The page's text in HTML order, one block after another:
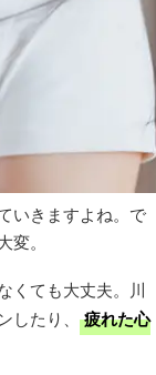
いきますよね。で
。
くても大丈夫。川
たり、
疲れた心